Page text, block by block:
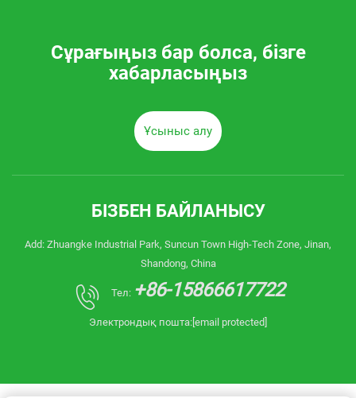
Сұрағыңыз бар болса, бізге
хабарласыңыз
Ұсыныс алу
БІЗБЕН БАЙЛАНЫСУ
Add: Zhuangke Industrial Park, Suncun Town High-Tech Zone, Jinan,
Shandong, China
Тел: +86-15866617722
Электрондық пошта: [email protected]